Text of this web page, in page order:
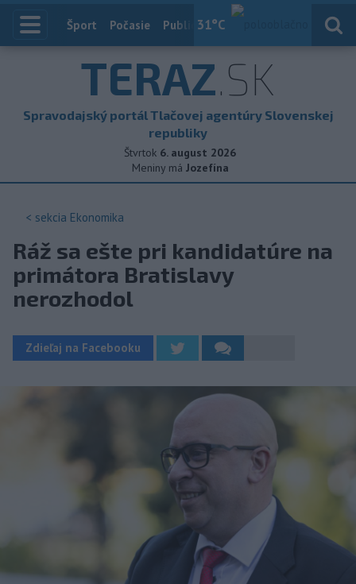
31°C
Index
Šport Počasie Publicistika
TERAZ.SK
Spravodajský portál Tlačovej agentúry Slovenskej
republiky
Štvrtok 6. august 2026
Meniny má Jozefína
< sekcia Ekonomika
Ráž sa ešte pri kandidatúre na
primátora Bratislavy
nerozhodol
Zdieľaj na Facebooku